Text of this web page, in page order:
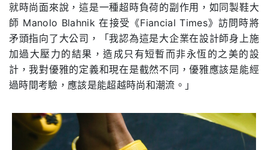
就時尚面來說，這是一種超時負荷的副作用，如同製鞋大
師 Manolo Blahnik 在接受《Fiancial Times》訪問時將
矛頭指向了大公司，「我認為這是大企業在設計師身上施
加過大壓力的結果，造成只有短暫而非永恆的之美的設
計，我對優雅的定義和現在是截然不同，優雅應該是能經
過時間考驗，應該是能超越時尚和潮流。」